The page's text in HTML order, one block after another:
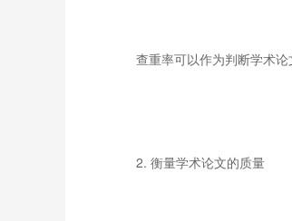
查重率可以作为判断学术
2. 衡量学术论文的质量